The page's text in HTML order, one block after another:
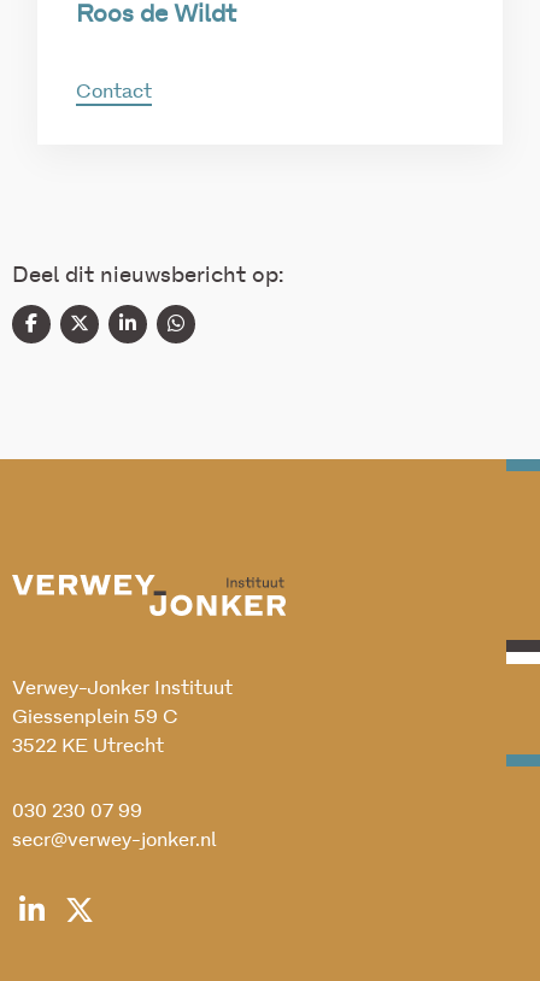
Roos de Wildt
Contact
Deel dit nieuwsbericht op:
Verwey-Jonker Instituut
Giessenplein 59 C
3522 KE Utrecht
030 230 07 99
secr@verwey-jonker.nl